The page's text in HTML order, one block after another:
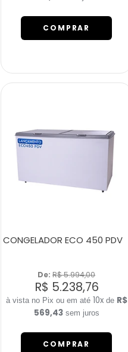
COMPRAR
CONGELADOR ECO 450 PDV
De: R$ 5.994,00
R$ 5.238,76
10xde R$
569,43sem juros
COMPRAR